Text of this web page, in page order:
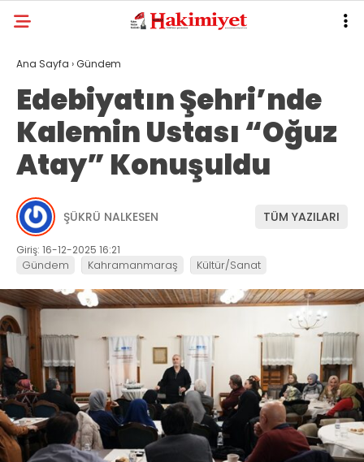
Ana Sayfa ›Gündem
Edebiyatın Şehri’nde
Kalemin Ustası “Oğuz
Atay” Konuşuldu
ŞÜKRÜ NALKESEN TÜM YAZILARI
Giriş: 16-12-2025 16:21
Gündem Kahramanmaraş Kültür/Sanat